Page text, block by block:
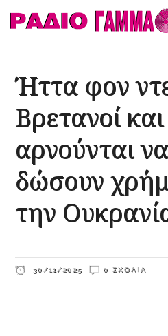
Ήττα φον
Βρετανοί
αρνούνται
δώσουν
την
30/11/2025 0 ΣΧΌΛΙΑ